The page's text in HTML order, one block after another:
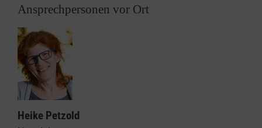
Ansprechpersonen vor Ort
Heike Petzold